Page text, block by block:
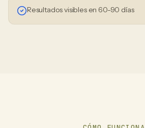
Resultados visibles en 60-90 días